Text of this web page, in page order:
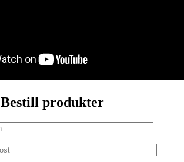
Bestill produkter